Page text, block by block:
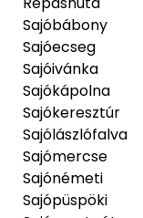
Sajóbábony
Sajóecseg
Sajóivánka
Sajókápolna
Sajókeresztúr
Sajólászlófalva
Sajómercse
Sajónémeti
Sajópüspöki